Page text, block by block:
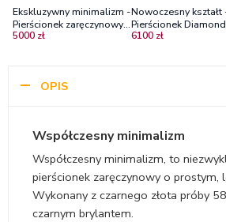
Ekskluzywny minimalizm -
Pierścionek zaręczynowy z
czarnego złota z czarnym
5000 zł
Nowoczesny kształt
Pierścionek Diamond
z czarnego złota z
6100 zł
OPIS
Współczesny minimalizm
Współczesny minimalizm, to
pierścionek zaręczynowy o prostym,
Wykonany z czarnego złota próby
czarnym brylantem.